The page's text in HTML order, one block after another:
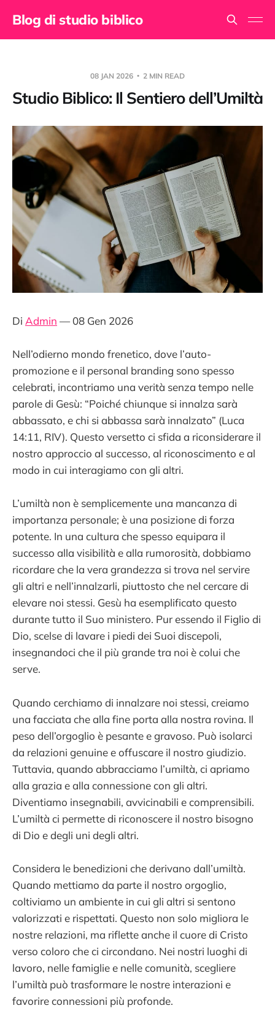
Blog di studio biblico
08 JAN 2026 2 MIN READ
Studio Biblico: Il Sentiero dell’Umiltà
Di Admin — 08 Gen 2026
Nell’odierno mondo frenetico, dove l’auto-
promozione e il personal branding sono spesso
celebrati, incontriamo una verità senza tempo nelle
parole di Gesù: “Poiché chiunque si innalza sarà
abbassato, e chi si abbassa sarà innalzato” (Luca
14:11, RIV). Questo versetto ci sfida a riconsiderare il
nostro approccio al successo, al riconoscimento e al
modo in cui interagiamo con gli altri.
L’umiltà non è semplicemente una mancanza di
importanza personale; è una posizione di forza
potente. In una cultura che spesso equipara il
successo alla visibilità e alla rumorosità, dobbiamo
ricordare che la vera grandezza si trova nel servire
gli altri e nell’innalzarli, piuttosto che nel cercare di
elevare noi stessi. Gesù ha esemplificato questo
durante tutto il Suo ministero. Pur essendo il Figlio di
Dio, scelse di lavare i piedi dei Suoi discepoli,
insegnandoci che il più grande tra noi è colui che
serve.
Quando cerchiamo di innalzare noi stessi, creiamo
una facciata che alla fine porta alla nostra rovina. Il
peso dell’orgoglio è pesante e gravoso. Può isolarci
da relazioni genuine e offuscare il nostro giudizio.
Tuttavia, quando abbracciamo l’umiltà, ci apriamo
alla grazia e alla connessione con gli altri.
Diventiamo insegnabili, avvicinabili e comprensibili.
L’umiltà ci permette di riconoscere il nostro bisogno
di Dio e degli uni degli altri.
Considera le benedizioni che derivano dall’umiltà.
Quando mettiamo da parte il nostro orgoglio,
coltiviamo un ambiente in cui gli altri si sentono
valorizzati e rispettati. Questo non solo migliora le
nostre relazioni, ma riflette anche il cuore di Cristo
verso coloro che ci circondano. Nei nostri luoghi di
lavoro, nelle famiglie e nelle comunità, scegliere
l’umiltà può trasformare le nostre interazioni e
favorire connessioni più profonde.